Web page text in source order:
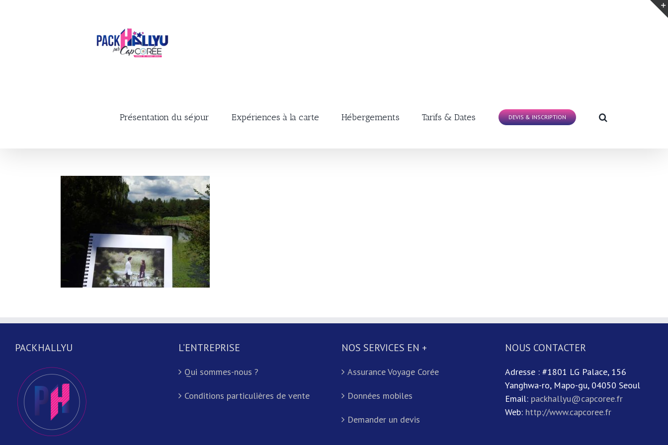
Présentation du séjour Expériences à la carte Hébergements Tarifs & Dates DEVIS & INSCRIPTION
PACKHALLYU L’ENTREPRISE
Qui sommes-nous ?
Conditions particulières de vente
NOS SERVICES EN +
Assurance Voyage Corée
Données mobiles
Demander un devis
NOUS CONTACTER
Adresse : #1801 LG Palace, 156
Yanghwa-ro, Mapo-gu, 04050 Seoul
Email: packhallyu@capcoree.fr
Web: http://www.capcoree.fr